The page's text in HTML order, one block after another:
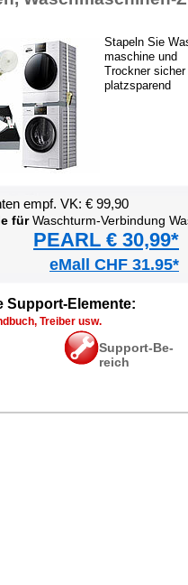
Sta­peln Sie
ma­schi­ne und
Trock­ner si­cher
platz­spa­rend
empf. VK: € 99,90
fürWasch­turm-Ver­bin­dung Wasch­ma­schi­ne
PEARL € 30,99*
eMall CHF 31.95*
Sup­port-Ele­men­te:
Trei­ber usw.
Sup­port-Be­
reich